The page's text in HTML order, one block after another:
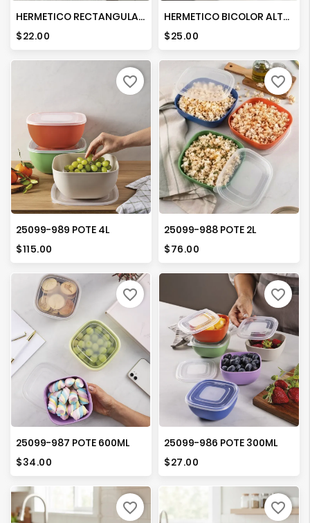
HERMETICO RECTANGULAR No.3 DIVISIONES No.2
Precio
$22.00
HERMETICO BICOLOR ALTO PRO RECT (1.2LT)
Precio
$25.00
25099-989 POTE 4L
Precio
$115.00
favorite_border
25099-988 POTE 2L
Precio
$76.00
favorite_border
25099-987 POTE 600ML
Precio
$34.00
favorite_border
25099-986 POTE 300ML
Precio
$27.00
favorite_border
favorite_border favorite_border